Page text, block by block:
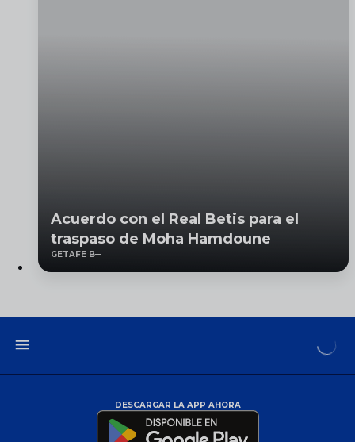
Acuerdo con el Real Betis para el
traspaso de Moha Hamdoune
GETAFE B
DESCARGAR LA APP AHORA